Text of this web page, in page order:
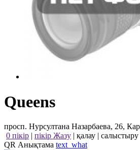
Queens
просп. Нурсултана Назарбаева, 26,
0 пікір | пікір Жазу | қалау | салыстыру
QR Анықтама text_what